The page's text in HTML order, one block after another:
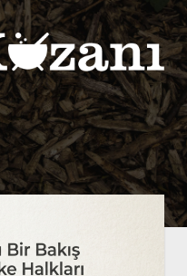
rss
aç